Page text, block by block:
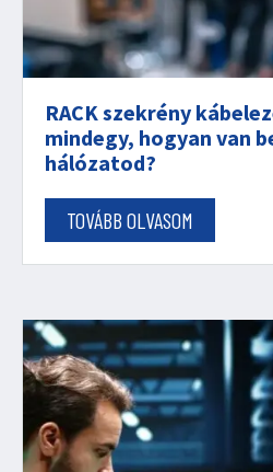
RACK szekrény
mindegy, hogyan van
hálózatod?
TOVÁBB OLVASOM